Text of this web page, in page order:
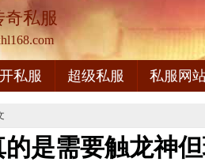
奇私服
私服 超级私服 私服网
的是需要触龙神